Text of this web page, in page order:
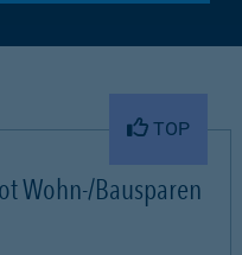
TOP
Wohn-/Bausparen